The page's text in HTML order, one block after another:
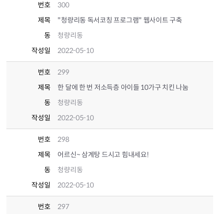
번호
300
제목
"청량리동 독서코칭 프로그램" 웹사이트 구축
동
청량리동
작성일
2022-05-10
번호
299
제목
한 달에 한 번 저소득층 아이들 10가구 치킨 나눔
동
청량리동
작성일
2022-05-10
번호
298
제목
어르신~ 삼계탕 드시고 힘내세요!
동
청량리동
작성일
2022-05-10
번호
297